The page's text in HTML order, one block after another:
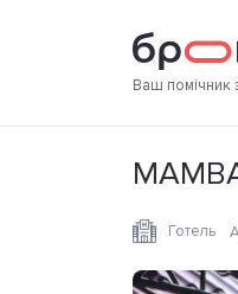
Ваш помічник
Фотографії
Готель